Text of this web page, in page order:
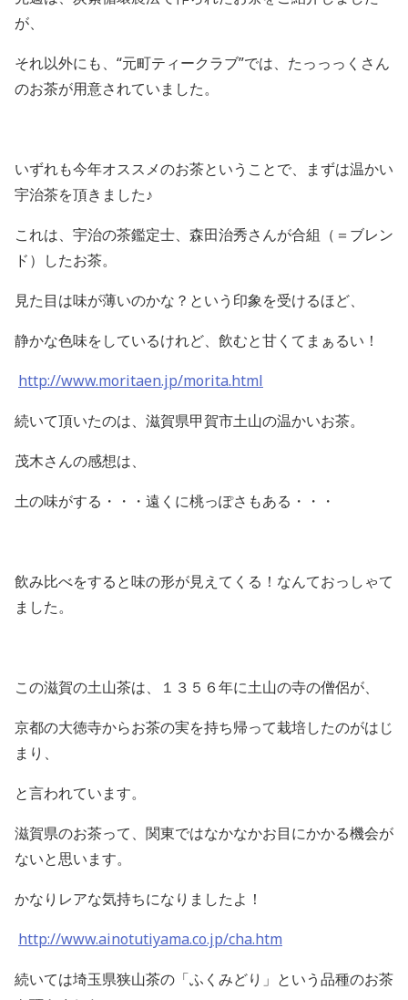
が、
それ以外にも、“元町ティークラブ”では、たっっっくさん
のお茶が用意されていました。
いずれも今年オススメのお茶ということで、まずは温かい
宇治茶を頂きました♪
これは、宇治の茶鑑定士、森田治秀さんが合組（＝ブレン
ド）したお茶。
見た目は味が薄いのかな？という印象を受けるほど、
静かな色味をしているけれど、飲むと甘くてまぁるい！
http://www.moritaen.jp/morita.html
続いて頂いたのは、滋賀県甲賀市土山の温かいお茶。
茂木さんの感想は、
土の味がする・・・遠くに桃っぽさもある・・・
飲み比べをすると味の形が見えてくる！なんておっしゃて
ました。
この滋賀の土山茶は、１３５６年に土山の寺の僧侶が、
京都の大徳寺からお茶の実を持ち帰って栽培したのがはじ
まり、
と言われています。
滋賀県のお茶って、関東ではなかなかお目にかかる機会が
ないと思います。
かなりレアな気持ちになりましたよ！
http://www.ainotutiyama.co.jp/cha.htm
続いては埼玉県狭山茶の「ふくみどり」という品種のお茶